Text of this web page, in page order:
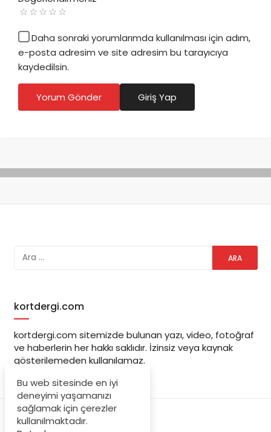
Daha sonraki yorumlarımda kullanılması için adım,
e-posta adresim ve site adresim bu tarayıcıya
kaydedilsin.
Yorum Gönder Giriş Yap
kortdergi.com
kortdergi.com sitemizde bulunan yazı, video, fotoğraf
ve haberlerin her hakkı saklıdır. İzinsiz veya kaynak
gösterilemeden kullanılamaz.
Bu web sitesinde en iyi
deneyimi yaşamanızı
sağlamak için çerezler
kullanılmaktadır.